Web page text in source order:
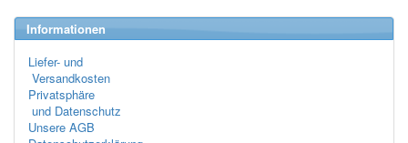
Informationen
Liefer- und
Versandkosten
Privatsphäre
und Datenschutz
Unsere AGB